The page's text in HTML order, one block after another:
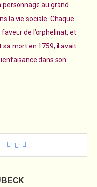
personnage au grand
la vie sociale. Chaque
de l’orphelinat, et
mort en 1759, il avait
dans son